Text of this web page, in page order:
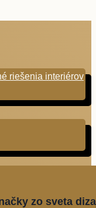
riešenia interiérov
zo sveta